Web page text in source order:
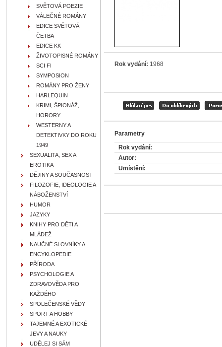
Rok vydání: 1968
Parametry
Rok vydání:
Autor:
Umístění:
SVĚTOVÁ POEZIE
VÁLEČNÉ ROMÁNY
EDICE SVĚTOVÁ
ČETBA
EDICE KK
ŽIVOTOPISNÉ ROMÁNY
SCI FI
SYMPOSION
ROMÁNY PRO ŽENY
HARLEQUIN
KRIMI, ŠPIONÁŽ,
HORORY
WESTERNY A
DETEKTIVKY DO ROKU
1949
SEXUALITA, SEX A
EROTIKA
DĚJINY A SOUČASNOST
FILOZOFIE, IDEOLOGIE A
NÁBOŽENSTVÍ
HUMOR
JAZYKY
KNIHY PRO DĚTI A
MLÁDEŽ
NAUČNÉ SLOVNÍKY A
ENCYKLOPEDIE
PŘÍRODA
PSYCHOLOGIE A
ZDRAVOVĚDA PRO
KAŽDÉHO
SPOLEČENSKÉ VĚDY
SPORT A HOBBY
TAJEMNÉ A EXOTICKÉ
JEVY A NAUKY
UDĚLEJ SI SÁM